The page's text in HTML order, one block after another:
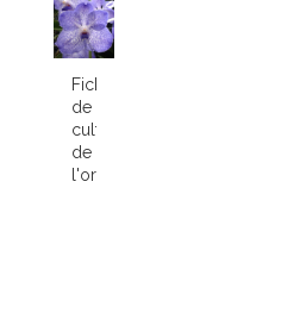
Fiche
de
culture
de
l'orchidée...